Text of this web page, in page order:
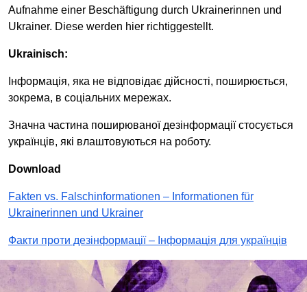
Aufnahme einer Beschäftigung durch Ukrainerinnen und
Ukrainer. Diese werden hier richtiggestellt.
Ukrainisch:
Інформація, яка не відповідає дійсності, поширюється,
зокрема, в соціальних мережах.
Значна частина поширюваної дезінформації стосується
українців, які влаштовуються на роботу.
Download
Fakten vs. Falschinformationen – Informationen für
Ukrainerinnen und Ukrainer
Факти проти дезінформації – Інформація для українців